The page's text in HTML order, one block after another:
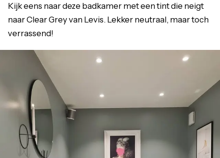
Kijk eens naar deze badkamer met een tint die neigt
naar Clear Grey van Levis. Lekker neutraal, maar toch
verrassend!